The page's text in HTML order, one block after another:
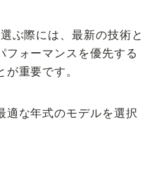
ぶ際には、最新の技術と
フォーマンスを優先する
重要です。
適な年式のモデルを選択